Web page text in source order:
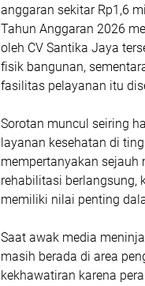
anggaran sekitar Rp1,6
Tahun Anggaran 2026
oleh CV Santika Jaya
fisik bangunan,
fasilitas pelayanan itu
Sorotan muncul seiring
layanan kesehatan di
mempertanyakan
rehabilitasi berlangsung,
memiliki nilai penting
Saat awak media
masih berada di area
kekhawatiran karena